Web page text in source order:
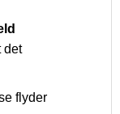
det
flyder